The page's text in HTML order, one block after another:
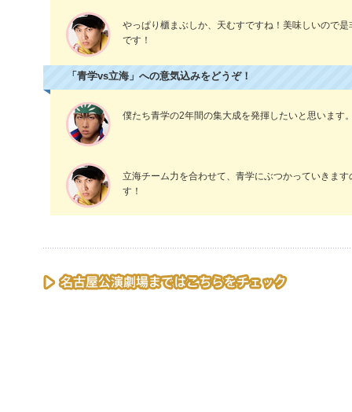
やっぱり櫃まぶしか、天むすですね！美味しいので
です！
「青学vs立海」への意気込みをどうぞ！
僕たち青学の2年間の集大成を発揮したいと思います
立海チーム力を合わせて、青学にぶつかっていきま
す！